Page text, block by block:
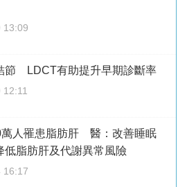
13:09
節 LDCT有助提升早期診斷率
萬人罹患脂肪肝 醫：改善睡眠
低脂肪肝及代謝異常風險
16:17